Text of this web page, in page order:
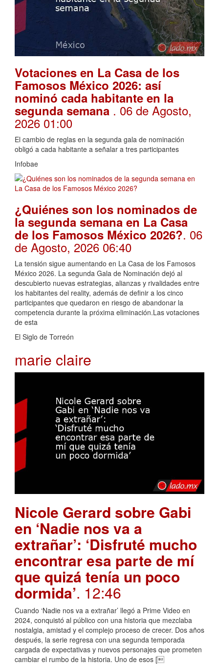
Votaciones en La Casa de los
Famosos México 2026: así
nominó cada habitante en la
segunda semana . 06 de Agosto,
2026 01:00
El cambio de reglas en la segunda gala de nominación
obligó a cada habitante a señalar a tres participantes
Infobae
¿Quiénes son los nominados de
la segunda semana en La Casa
de los Famosos México 2026?. 06
de Agosto, 2026 06:40
La tensión sigue aumentando en La Casa de los Famosos
México 2026. La segunda Gala de Nominación dejó al
descubierto nuevas estrategias, alianzas y rivalidades entre
los habitantes del reality, además de definir a los cinco
participantes que quedaron en riesgo de abandonar la
competencia durante la próxima eliminación.Las votaciones
de esta
El Siglo de Torreón
marie claire
Nicole Gerard sobre Gabi
en ‘Nadie nos va a
extrañar’: ‘Disfruté mucho
encontrar esa parte de mí
que quizá tenía un poco
dormida’. 12:46
Cuando ‘Nadie nos va a extrañar’ llegó a Prime Video en
2024, conquistó al público con una historia que mezclaba
nostalgia, amistad y el complejo proceso de crecer. Dos años
después, la serie regresa con una segunda temporada
cargada de expectativas y nuevos personajes que prometen
cambiar el rumbo de la historia. Uno de esos [